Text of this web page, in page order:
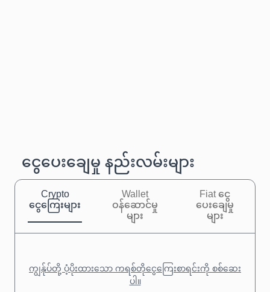
ငွေပေးချေမှု နည်းလမ်းများ
Crypto
ငွေကြေးများ
Wallet
ဝန်ဆောင်မှု
များ
Fiat ငွေ
ပေးချေမှု
များ
ကျွန်ုပ်တို့ ပံ့ပိုးထားသော ကရစ်တိုငွေကြေးစာရင်းကို စစ်ဆေး
ပါ။